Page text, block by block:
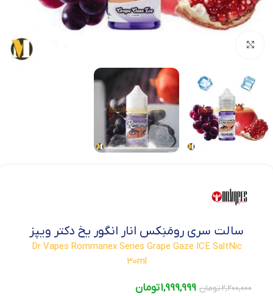
سالت سری رومَنِکس انار انگور یخ دکتر ویپز
Dr Vapes Rommanex Series Grape Gaze ICE SaltNic
30ml
2,200,000تومان 1,999,999تومان